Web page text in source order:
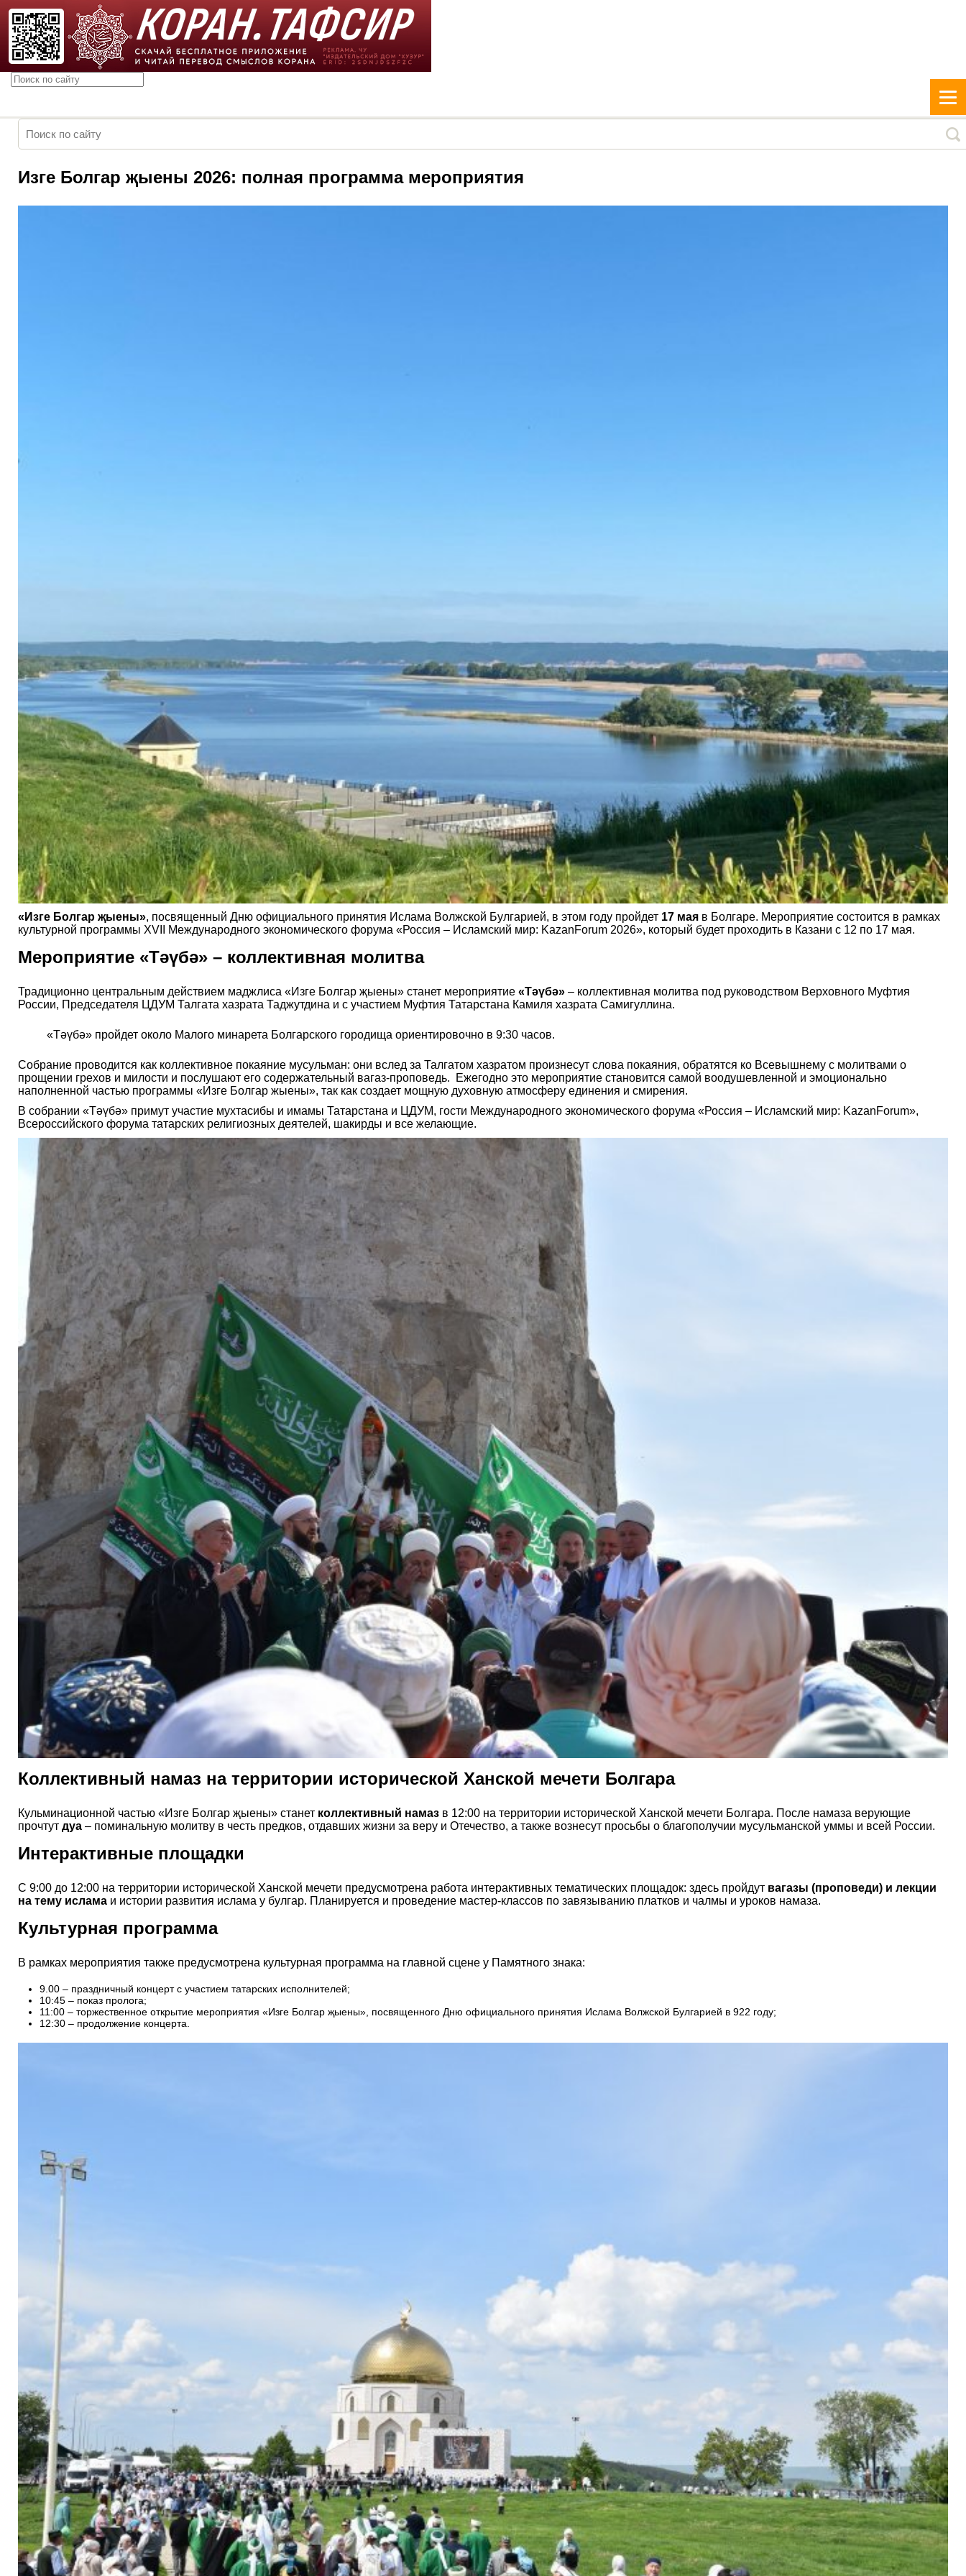
Изге Болгар җыены 2026: полная программа мероприятия
«Изге Болгар җыены», посвященный Дню официального принятия Ислама Волжской Булгарией, в этом году пройдет 17 мая в Болгаре. Мероприятие состоится в рамках
культурной программы XVII Международного экономического форума «Россия – Исламский мир: KazanForum 2026», который будет проходить в Казани с 12 по 17 мая.
Мероприятие «Тәүбә» – коллективная молитва
Традиционно центральным действием маджлиса «Изге Болгар җыены» станет мероприятие «Тәүбә» – коллективная молитва под руководством Верховного Муфтия
России, Председателя ЦДУМ Талгата хазрата Таджутдина и с участием Муфтия Татарстана Камиля хазрата Самигуллина.
«Тәүбә» пройдет около Малого минарета Болгарского городища ориентировочно в 9:30 часов.
Собрание проводится как коллективное покаяние мусульман: они вслед за Талгатом хазратом произнесут слова покаяния, обратятся ко Всевышнему с молитвами о
прощении грехов и милости и послушают его содержательный вагаз-проповедь. Ежегодно это мероприятие становится самой воодушевленной и эмоционально
наполненной частью программы «Изге Болгар жыены», так как создает мощную духовную атмосферу единения и смирения.
В собрании «Тәүбә» примут участие мухтасибы и имамы Татарстана и ЦДУМ, гости Международного экономического форума «Россия – Исламский мир: KazanForum»,
Всероссийского форума татарских религиозных деятелей, шакирды и все желающие.
Коллективный намаз на территории исторической Ханской мечети Болгара
Кульминационной частью «Изге Болгар җыены» станет коллективный намаз в 12:00 на территории исторической Ханской мечети Болгара. После намаза верующие
прочтут дуа – поминальную молитву в честь предков, отдавших жизни за веру и Отечество, а также вознесут просьбы о благополучии мусульманской уммы и всей России.
Интерактивные площадки
С 9:00 до 12:00 на территории исторической Ханской мечети предусмотрена работа интерактивных тематических площадок: здесь пройдут вагазы (проповеди) и лекции
на тему ислама и истории развития ислама у булгар. Планируется и проведение мастер-классов по завязыванию платков и чалмы и уроков намаза.
Культурная программа
В рамках мероприятия также предусмотрена культурная программа на главной сцене у Памятного знака:
9.00 – праздничный концерт с участием татарских исполнителей;
10:45 – показ пролога;
11:00 – торжественное открытие мероприятия «Изге Болгар җыены», посвященного Дню официального принятия Ислама Волжской Булгарией в 922 году;
12:30 – продолжение концерта.